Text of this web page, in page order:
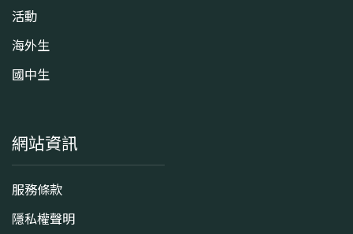
活動
海外生
國中生
網站資訊
服務條款
隱私權聲明